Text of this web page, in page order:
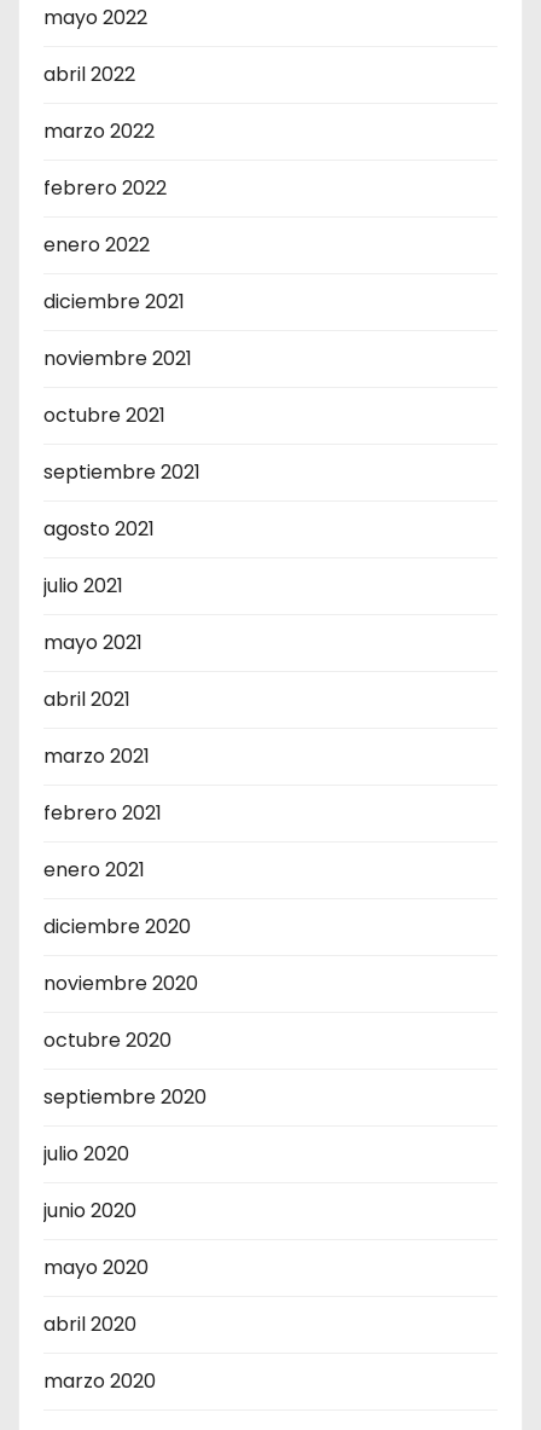
mayo 2022
abril 2022
marzo 2022
febrero 2022
enero 2022
diciembre 2021
noviembre 2021
octubre 2021
septiembre 2021
agosto 2021
julio 2021
mayo 2021
abril 2021
marzo 2021
febrero 2021
enero 2021
diciembre 2020
noviembre 2020
octubre 2020
septiembre 2020
julio 2020
junio 2020
mayo 2020
abril 2020
marzo 2020